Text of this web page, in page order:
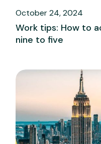
October 24, 2024
Work tips: How to
nine to five